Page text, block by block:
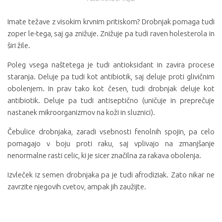
Imate težave z visokim krvnim pritiskom? Drobnjak pomaga tudi
zoper le-tega, saj ga znižuje. Znižuje pa tudi raven holesterola in
širi žile.
Poleg vsega naštetega je tudi antioksidant in zavira procese
staranja. Deluje pa tudi kot antibiotik, saj deluje proti glivičnim
obolenjem. In prav tako kot česen, tudi drobnjak deluje kot
antibiotik. Deluje pa tudi antiseptično (uničuje in preprečuje
nastanek mikroorganizmov na koži in sluznici).
Čebulice drobnjaka, zaradi vsebnosti fenolnih spojin, pa celo
pomagajo v boju proti raku, saj vplivajo na zmanjšanje
nenormalne rasti celic, ki je sicer značilna za rakava obolenja.
Izvleček iz semen drobnjaka pa je tudi afrodiziak. Zato nikar ne
zavrzite njegovih cvetov, ampak jih zaužijte.